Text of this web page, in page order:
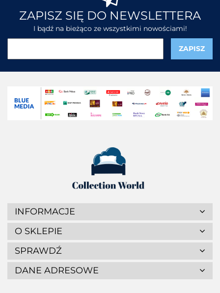
ZAPISZ SIĘ DO NEWSLETTERA
I bądź na bieżąco ze wszystkimi nowościami!
INFORMACJE
O SKLEPIE
SPRAWDŹ
DANE ADRESOWE